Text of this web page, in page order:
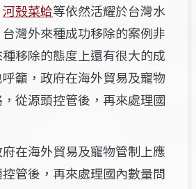
河殼菜蛤等依然活耀於台灣水
灣外來種成功移除的案例非
移除的態度上還有很大的成
籲，政府在海外貿易及寵物
從源頭控管後，再來處理國
在海外貿易及寵物管制上應
管後，再來處理國內數量問